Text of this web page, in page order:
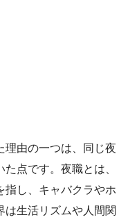
理由の一つは、同じ夜
点です。夜職とは、
指し、キャバクラやホ
は生活リズムや人間関